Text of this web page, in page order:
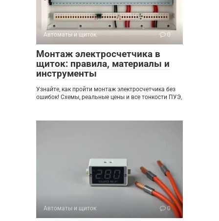
Автоматы и щиток 0
Монтаж электросчетчика в
щиток: правила, материалы и
инструменты
Узнайте, как пройти монтаж электросчетчика без
ошибок! Схемы, реальные цены и все тонкости ПУЭ,
Автоматы и щиток 0